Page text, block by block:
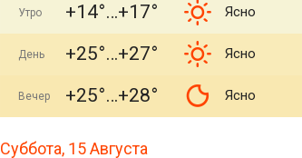
Утро +14° +17° Ясно
День +25° +27° Ясно
Вечер +25° +28° Ясно
Суббота, 15 Августа